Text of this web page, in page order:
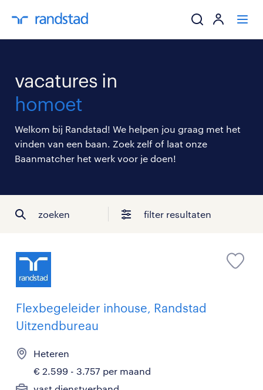
mijn carrière
over randstad
vacatures in
homoet
Welkom bij Randstad! We helpen jou graag met het
vinden van een baan. Zoek zelf of laat onze
Baanmatcher het werk voor je doen!
zoeken filter resultaten
Flexbegeleider inhouse, Randstad
Uitzendbureau
Heteren
€ 2.599 - 3.757 per maand